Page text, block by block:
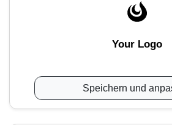
Your Logo
Speichern und